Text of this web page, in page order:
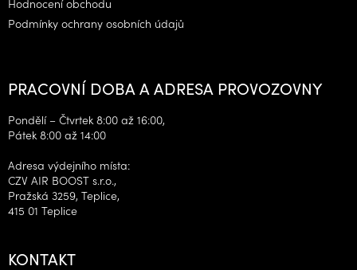
Podmínky ochrany osobních údajů
PRACOVNÍ DOBA A ADRESA PROVOZOVNY
Pondělí – Čtvrtek 8:00 až 16:00,
Pátek 8:00 až 14:00
Adresa výdejního místa:
CZV AIR BOOST s.r.o.,
Pražská 3259, Teplice,
415 01 Teplice
KONTAKT